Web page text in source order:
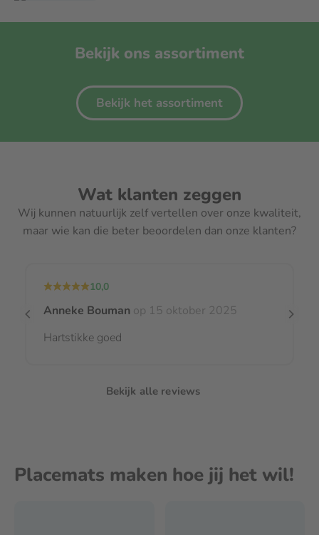
Bekijk ons assortiment
Bekijk het assortiment
Wat klanten zeggen
Wij kunnen natuurlijk zelf vertellen over onze kwaliteit,
maar wie kan die beter beoordelen dan onze klanten?
10,0
Anneke Bouman op 15 oktober 2025
Hartstikke goed
Bekijk alle reviews
Placemats maken hoe jij het wil!